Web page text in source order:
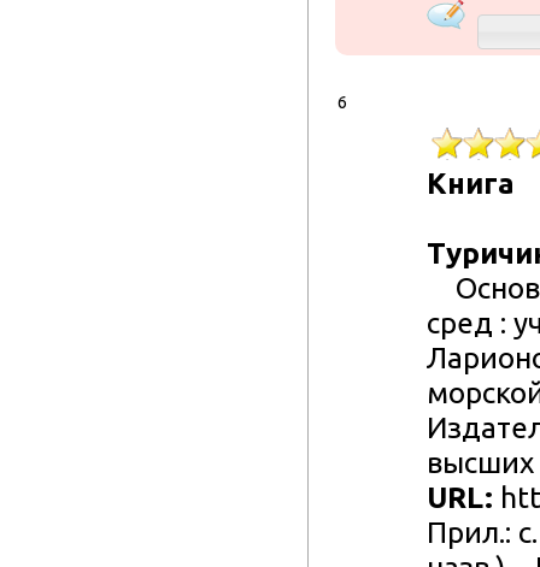
6
Книга
сред :
высших
URL:
Прил.: